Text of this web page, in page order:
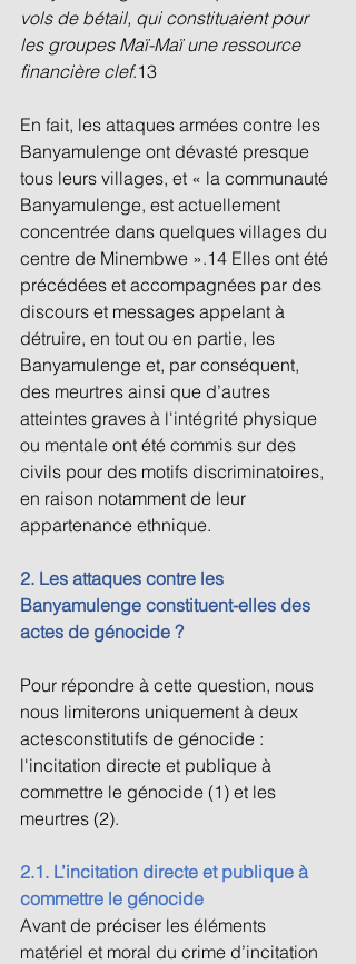
vols de bétail, qui constituaient pour
les groupes Maï-Maï une ressource
financière clef.13
En fait, les attaques armées contre les
Banyamulenge ont dévasté presque
tous leurs villages, et « la communauté
Banyamulenge, est actuellement
concentrée dans quelques villages du
centre de Minembwe ».14 Elles ont été
précédées et accompagnées par des
discours et messages appelant à
détruire, en tout ou en partie, les
Banyamulenge et, par conséquent,
des meurtres ainsi que d’autres
atteintes graves à l'intégrité physique
ou mentale ont été commis sur des
civils pour des motifs discriminatoires,
en raison notamment de leur
appartenance ethnique.
2. Les attaques contre les
Banyamulenge constituent-elles des
actes de génocide ?
Pour répondre à cette question, nous
nous limiterons uniquement à deux
actesconstitutifs de génocide :
l'incitation directe et publique à
commettre le génocide (1) et les
meurtres (2).
2.1. L’incitation directe et publique à
commettre le génocide
Avant de préciser les éléments
matériel et moral du crime d’incitation